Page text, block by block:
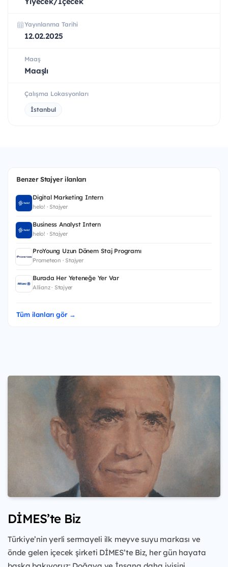
Yayınlanma Tarihi
12.02.2025
Maaş
Maaşlı
Çalışma Lokasyonları
İstanbul
Benzer Stajyer ilanları
Digital Marketing Intern
helo! · Stajyer
Business Analyst Intern
helo! · Stajyer
ProYoung Uzun Dönem Staj Programı
Prometeon · Stajyer
Burada Her Yeteneğe Yer Var
Allianz · Stajyer
Tüm ilanları gör →
DİMES’te Biz
Türkiye’nin yerli sermayeli ilk meyve suyu markası ve
önde gelen içecek şirketi DİMES’te Biz, her gün hayata